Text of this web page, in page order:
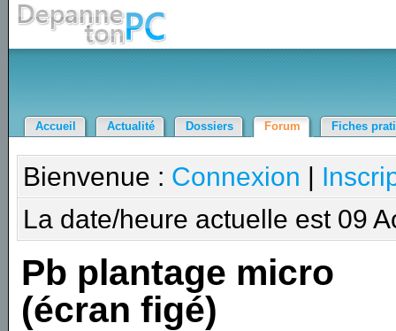
Accueil Actualité Dossiers Forum Fiches
Bienvenue : Connexion |
La date/heure actuelle est 09
Pb plantage micro
(écran figé)